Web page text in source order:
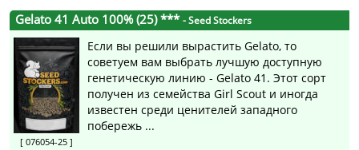
Gelato 41 Auto 100% (25) ***- Seed Stockers
[ 076054-25 ]
Если вы решили вырастить Gelato, то
советуем вам выбрать лучшую доступную
генетическую линию - Gelato 41. Этот сорт
получен из семейства Girl Scout и иногда
известен среди ценителей западного
побережь ...